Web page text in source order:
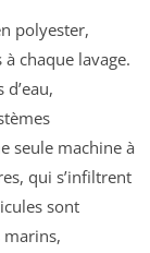
polyester,
chaque lavage.
seule machine à
qui s’infiltrent
sont
marins,